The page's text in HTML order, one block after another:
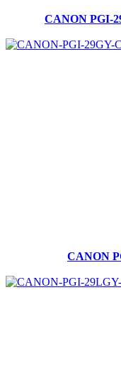
CANON PGI-
CANON